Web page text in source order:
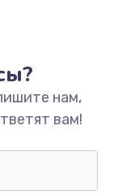
нам,
вам!